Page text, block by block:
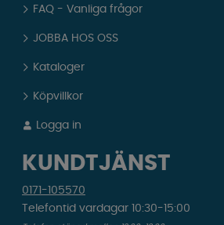
FAQ - Vanliga frågor
JOBBA HOS OSS
Kataloger
Köpvillkor
Logga in
KUNDTJÄNST
0171-105570
Telefontid vardagar 10:30-15:00